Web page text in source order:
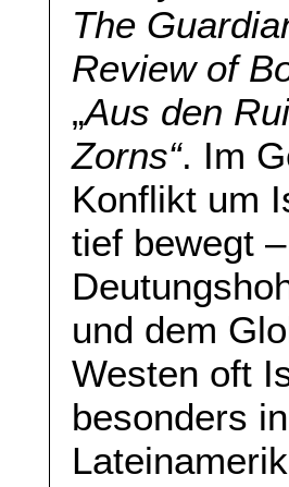
The
Review of
„Aus den
Zorns“. Im
Konflikt um
tief bewegt
und dem
Westen oft
besonders